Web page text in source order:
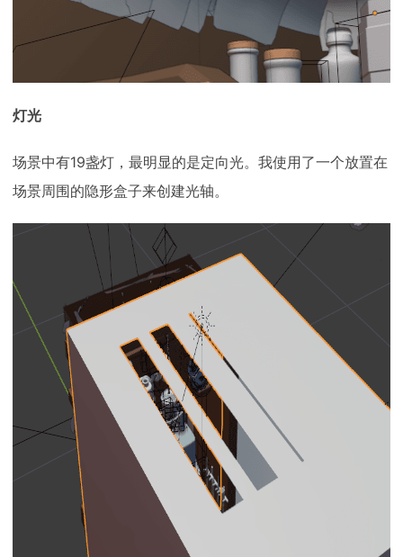
灯光
场景中有19盏灯，最明显的是定向光。我使用了一个放置在
场景周围的隐形盒子来创建光轴。